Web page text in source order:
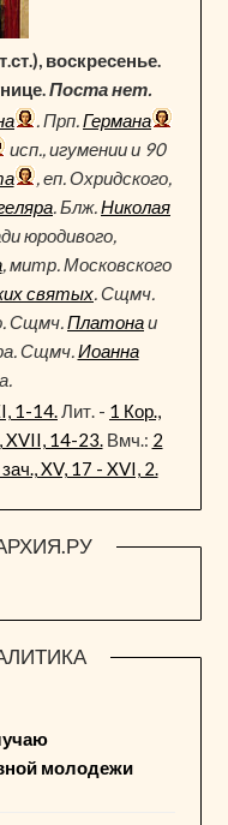
воскресенье.
Поста нет.
. Прп.Германа
исп., игумении и 90
, еп. Охридского,
. Блж.Николая
юродивого,
, митр. Московского
святых. Сщмч.
Сщмч.Платонаи
Сщмч.Иоанна
1-14.Лит. - 1 Кор.,
XVII, 14-23.Вмч.: 2
XV, 17 - XVI, 2.
молодежи